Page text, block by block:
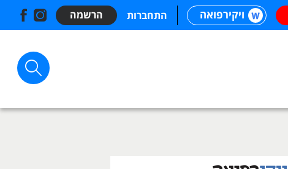
ויקירפואה התחברות הרשמה